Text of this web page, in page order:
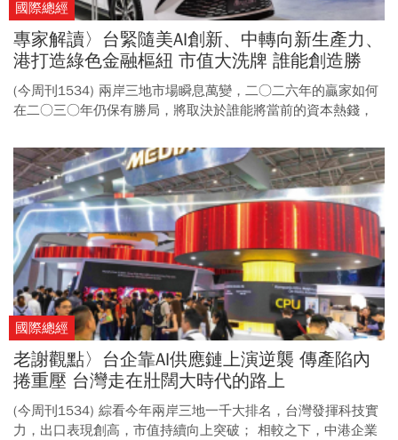
國際總經
專家解讀〉台緊隨美AI創新、中轉向新生產力、
港打造綠色金融樞紐 市值大洗牌 誰能創造勝
局？
(今周刊1534) 兩岸三地市場瞬息萬變，二○二六年的贏家如何
在二○三○年仍保有勝局，將取決於誰能將當前的資本熱錢，
國際總經
老謝觀點〉台企靠AI供應鏈上演逆襲 傳產陷內
捲重壓 台灣走在壯闊大時代的路上
(今周刊1534) 綜看今年兩岸三地一千大排名，台灣發揮科技實
力，出口表現創高，市值持續向上突破； 相較之下，中港企業